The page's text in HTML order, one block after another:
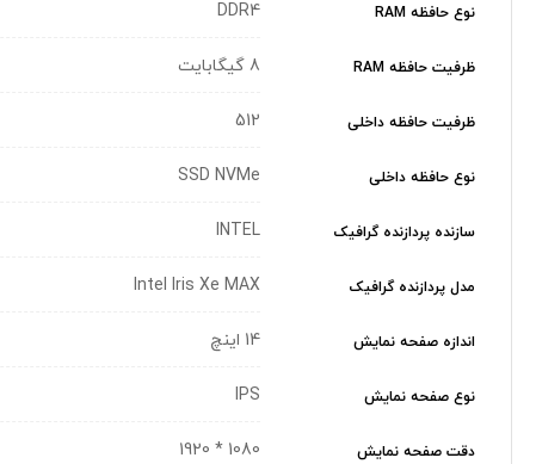
نوع حافظه RAM DDR4
ظرفیت حافظه RAM 8 گیگابایت
ظرفیت حافظه داخلی 512
نوع حافظه داخلی SSD NVMe
سازنده پردازنده گرافیک INTEL
مدل پردازنده گرافیک Intel Iris Xe MAX
اندازه صفحه نمایش 14 اینچ
نوع صفحه نمایش IPS
دقت صفحه نمایش 1080 * 1920